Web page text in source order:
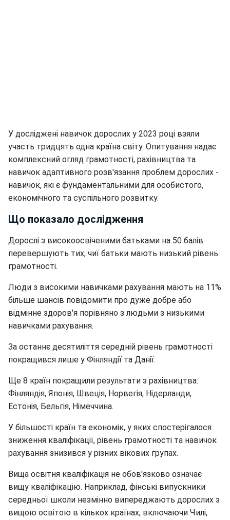
У досліджені навичок дорослих у 2023 році взяли
участь тридцять одна країна світу. Опитування надає
комплексний огляд грамотності, рахівництва та
навичок адаптивного розв'язання проблем дорослих -
навичок, які є фундаментальними для особистого,
економічного та суспільного розвитку.
Що показало дослідження
Дорослі з високоосвіченими батьками на 50 балів
перевершують тих, чиї батьки мають низький рівень
грамотності.
Люди з високими навичками рахування мають на 11%
більше шансів повідомити про дуже добре або
відмінне здоров'я порівняно з людьми з низькими
навичками рахування.
За останнє десятиліття середній рівень грамотності
покращився лише у Фінляндії та Данії.
Ще 8 країн покращили результати з рахівництва:
Фінляндія, Японія, Швеція, Норвегія, Нідерланди,
Естонія, Бельгія, Німеччина.
У більшості країн та економік, у яких спостерігалося
зниження кваліфікації, рівень грамотності та навичок
рахування знизився у різних вікових групах.
Вища освітня кваліфікація не обов'язково означає
вищу кваліфікацію. Наприклад, фінські випускники
середньої школи незмінно випереджають дорослих з
вищою освітою в кількох країнах, включаючи Чилі,